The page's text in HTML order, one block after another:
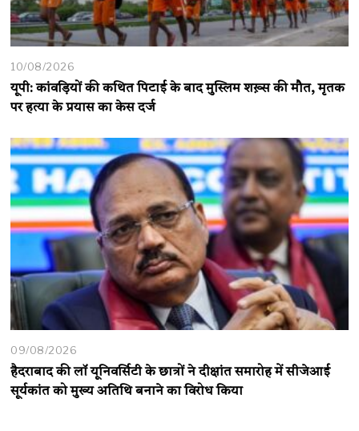
10/08/2026
यूपी: कांवड़ियों की कथित पिटाई के बाद मुस्लिम शख़्स की मौत, मृतक
पर हत्या के प्रयास का केस दर्ज
09/08/2026
हैदराबाद की लॉ यूनिवर्सिटी के छात्रों ने दीक्षांत समारोह में सीजेआई
सूर्यकांत को मुख्य अतिथि बनाने का विरोध किया